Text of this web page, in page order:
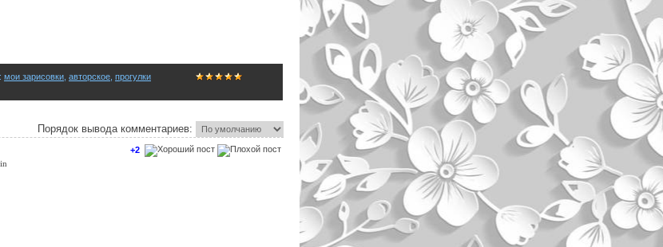
: мои зарисовки авторское прогулки
Порядок вывода комментариев:
+2